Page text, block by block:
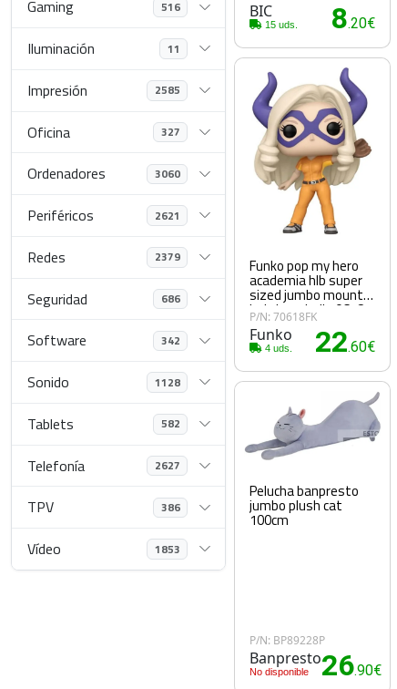
Gaming 516
Iluminación 11
Impresión 2585
Oficina 327
Ordenadores 3060
Periféricos 2621
Redes 2379
Seguridad 686
Software 342
Sonido 1128
Tablets 582
Telefonía 2627
TPV 386
Vídeo 1853
BIC
15 uds. 8.20€
Funko pop my hero
academia hlb super
sized jumbo mount
lady baseball 70618
P/N: 70618FK
Funko
4 uds. 22.60€
Pelucha banpresto
jumbo plush cat
100cm
P/N: BP89228P
Banpresto
No disponible 26.90€